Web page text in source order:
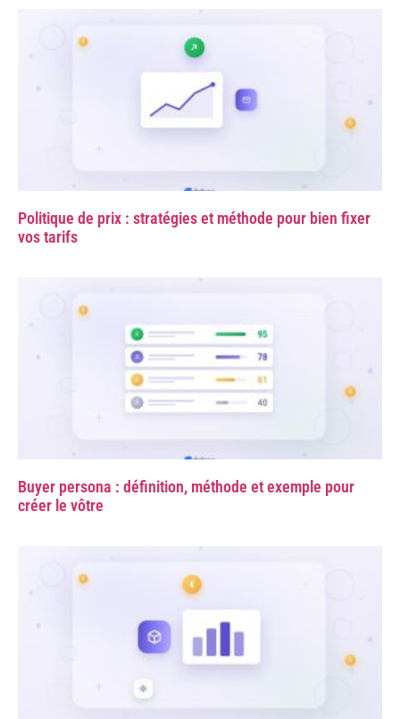
Politique de prix : stratégies et méthode pour bien fixer
vos tarifs
Buyer persona : définition, méthode et exemple pour
créer le vôtre